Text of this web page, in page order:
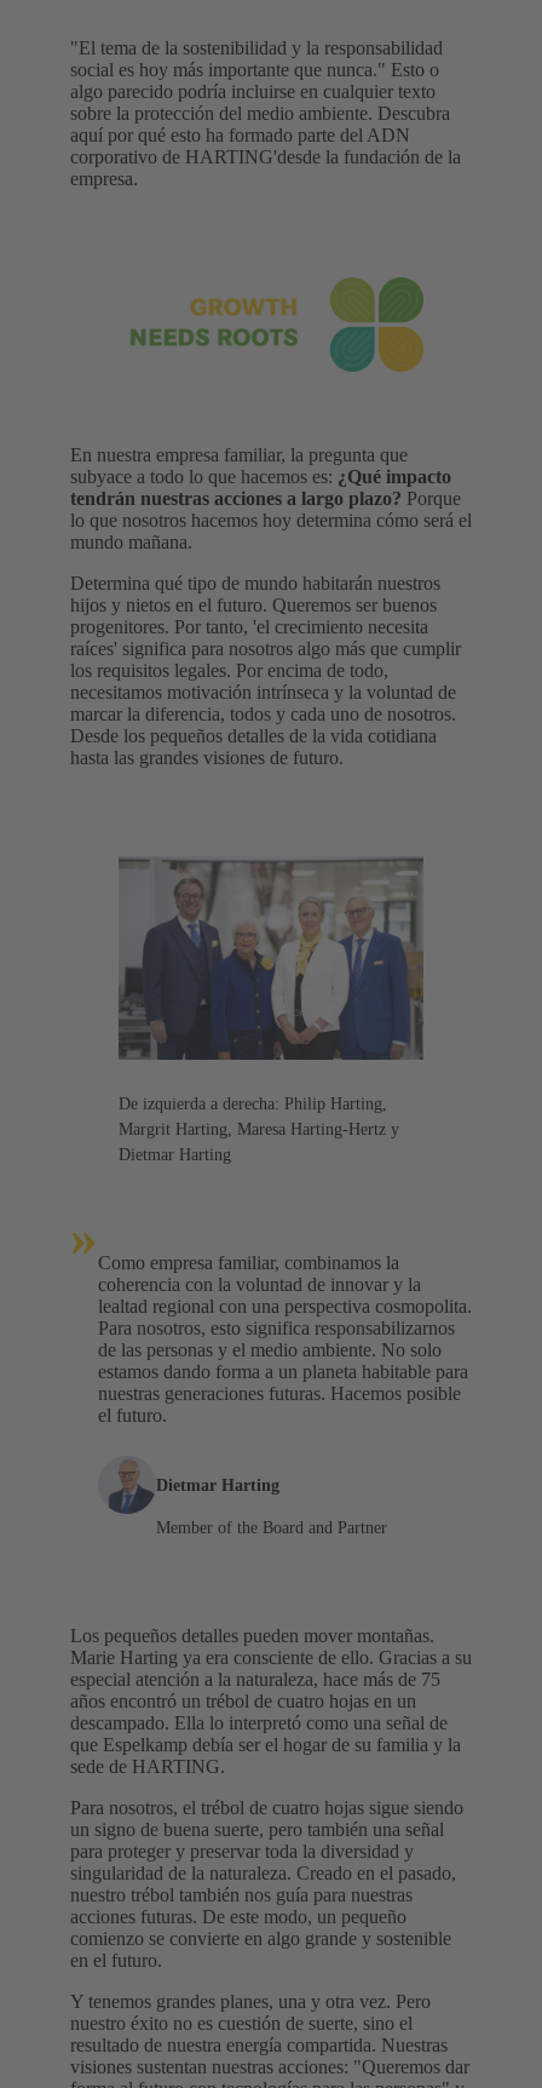
"El tema de la sostenibilidad y la responsabilidad
social es hoy más importante que nunca." Esto o
algo parecido podría incluirse en cualquier texto
sobre la protección del medio ambiente. Descubra
aquí por qué esto ha formado parte del ADN
corporativo de HARTING'desde la fundación de la
empresa.
En nuestra empresa familiar, la pregunta que
subyace a todo lo que hacemos es: ¿Qué impacto
tendrán nuestras acciones a largo plazo? Porque
lo que nosotros hacemos hoy determina cómo será el
mundo mañana.
Determina qué tipo de mundo habitarán nuestros
hijos y nietos en el futuro. Queremos ser buenos
progenitores. Por tanto, 'el crecimiento necesita
raíces' significa para nosotros algo más que cumplir
los requisitos legales. Por encima de todo,
necesitamos motivación intrínseca y la voluntad de
marcar la diferencia, todos y cada uno de nosotros.
Desde los pequeños detalles de la vida cotidiana
hasta las grandes visiones de futuro.
De izquierda a derecha: Philip Harting,
Margrit Harting, Maresa Harting-Hertz y
Dietmar Harting
»Como empresa familiar, combinamos la
coherencia con la voluntad de innovar y la
lealtad regional con una perspectiva cosmopolita.
Para nosotros, esto significa responsabilizarnos
de las personas y el medio ambiente. No solo
estamos dando forma a un planeta habitable para
nuestras generaciones futuras. Hacemos posible
el futuro.
Dietmar Harting
Member of the Board and Partner
Los pequeños detalles pueden mover montañas.
Marie Harting ya era consciente de ello. Gracias a su
especial atención a la naturaleza, hace más de 75
años encontró un trébol de cuatro hojas en un
descampado. Ella lo interpretó como una señal de
que Espelkamp debía ser el hogar de su familia y la
sede de HARTING.
Para nosotros, el trébol de cuatro hojas sigue siendo
un signo de buena suerte, pero también una señal
para proteger y preservar toda la diversidad y
singularidad de la naturaleza. Creado en el pasado,
nuestro trébol también nos guía para nuestras
acciones futuras. De este modo, un pequeño
comienzo se convierte en algo grande y sostenible
en el futuro.
Y tenemos grandes planes, una y otra vez. Pero
nuestro éxito no es cuestión de suerte, sino el
resultado de nuestra energía compartida. Nuestras
visiones sustentan nuestras acciones: "Queremos dar